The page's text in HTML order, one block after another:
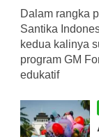
Dalam rangka
Santika
kedua kalinya
program GM
edukatif